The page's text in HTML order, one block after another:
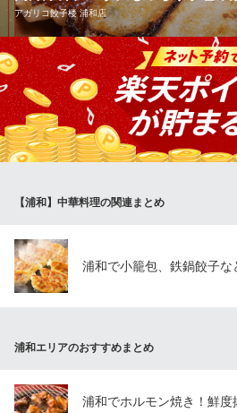
ＪＲ京浜東北線北浦和駅 徒歩2分
埼玉県さいたま市浦和区常盤9-19-6
アガリコ餃子楼 浦和店
「とにかく旨い餃子が食べたい！」そ
だわり抜いた自慢の手包み餃子はまさ
き上がった黄金色の皮を破れば、濃厚
の餃子をキンと冷えたビールやハイボ
に中毒性。欲張りな大人たちのための
都内で取材殺到の餃子店
埼玉県さいたま市浦和区仲町1-5-13 松井ビル3 1F
【浦和】中華料理の関連まとめ
浦和で小籠包、鉄鍋餃子
浦和エリアのおすすめまとめ
浦和でホルモン焼き！鮮